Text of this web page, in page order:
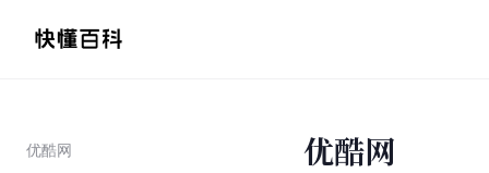
优酷网
优酷网